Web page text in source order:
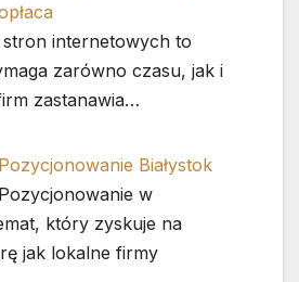
internetowych to
zarówno czasu, jak i
zastanawia…
Pozycjonowanie Białystok
Pozycjonowanie w
który zyskuje na
jak lokalne firmy